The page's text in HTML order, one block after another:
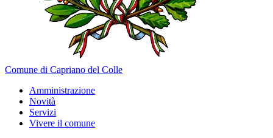
Comune di Capriano del Colle
Amministrazione
Novità
Servizi
Vivere il comune